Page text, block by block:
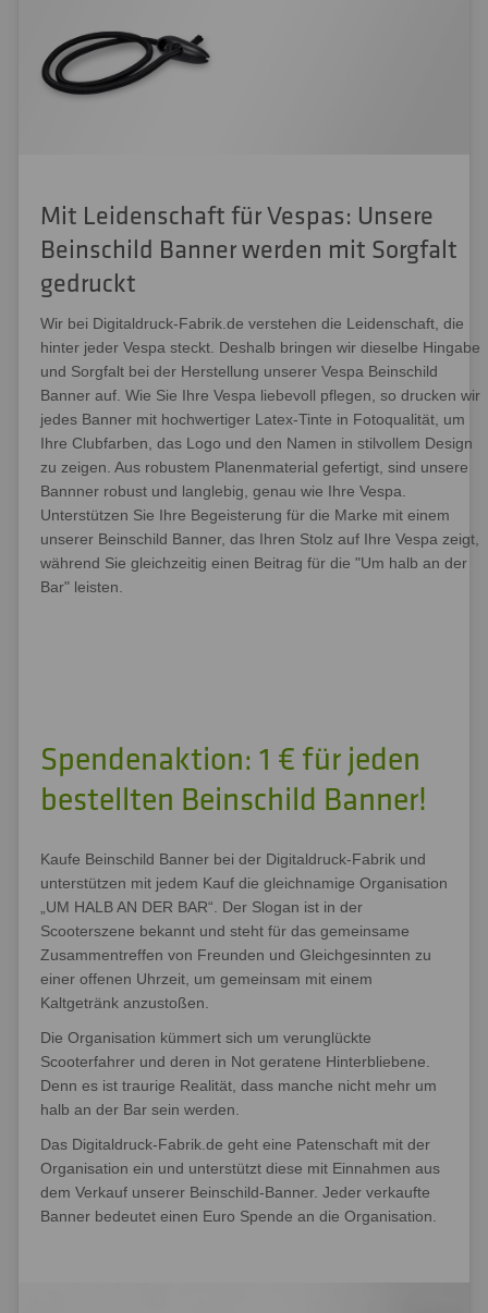
Mit Leidenschaft für Vespas: Unsere
Beinschild Banner werden mit Sorgfalt
gedruckt
Wir bei Digitaldruck-Fabrik.de verstehen die Leidenschaft, die
hinter jeder Vespa steckt. Deshalb bringen wir dieselbe Hingabe
und Sorgfalt bei der Herstellung unserer Vespa Beinschild
Banner auf. Wie Sie Ihre Vespa liebevoll pflegen, so drucken wir
jedes Banner mit hochwertiger Latex-Tinte in Fotoqualität, um
Ihre Clubfarben, das Logo und den Namen in stilvollem Design
zu zeigen. Aus robustem Planenmaterial gefertigt, sind unsere
Bannner robust und langlebig, genau wie Ihre Vespa.
Unterstützen Sie Ihre Begeisterung für die Marke mit einem
unserer Beinschild Banner, das Ihren Stolz auf Ihre Vespa zeigt,
während Sie gleichzeitig einen Beitrag für die "Um halb an der
Bar" leisten.
Spendenaktion: 1 € für jeden
bestellten Beinschild Banner!
Kaufe Beinschild Banner bei der Digitaldruck-Fabrik und
unterstützen mit jedem Kauf die gleichnamige Organisation
„UM HALB AN DER BAR“. Der Slogan ist in der
Scooterszene bekannt und steht für das gemeinsame
Zusammentreffen von Freunden und Gleichgesinnten zu
einer offenen Uhrzeit, um gemeinsam mit einem
Kaltgetränk anzustoßen.
Die Organisation kümmert sich um verunglückte
Scooterfahrer und deren in Not geratene Hinterbliebene.
Denn es ist traurige Realität, dass manche nicht mehr um
halb an der Bar sein werden.
Das Digitaldruck-Fabrik.de geht eine Patenschaft mit der
Organisation ein und unterstützt diese mit Einnahmen aus
dem Verkauf unserer Beinschild-Banner. Jeder verkaufte
Banner bedeutet einen Euro Spende an die Organisation.